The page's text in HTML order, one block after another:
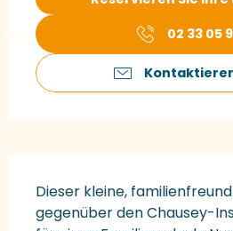
02 33 05
Dieser kleine,
gegenüber den Chausey-